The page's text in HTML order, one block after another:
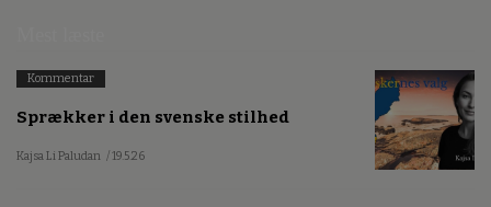
Kommentar
Sprækker i den svenske stilhed
Kajsa Li Paludan / 19.5.26